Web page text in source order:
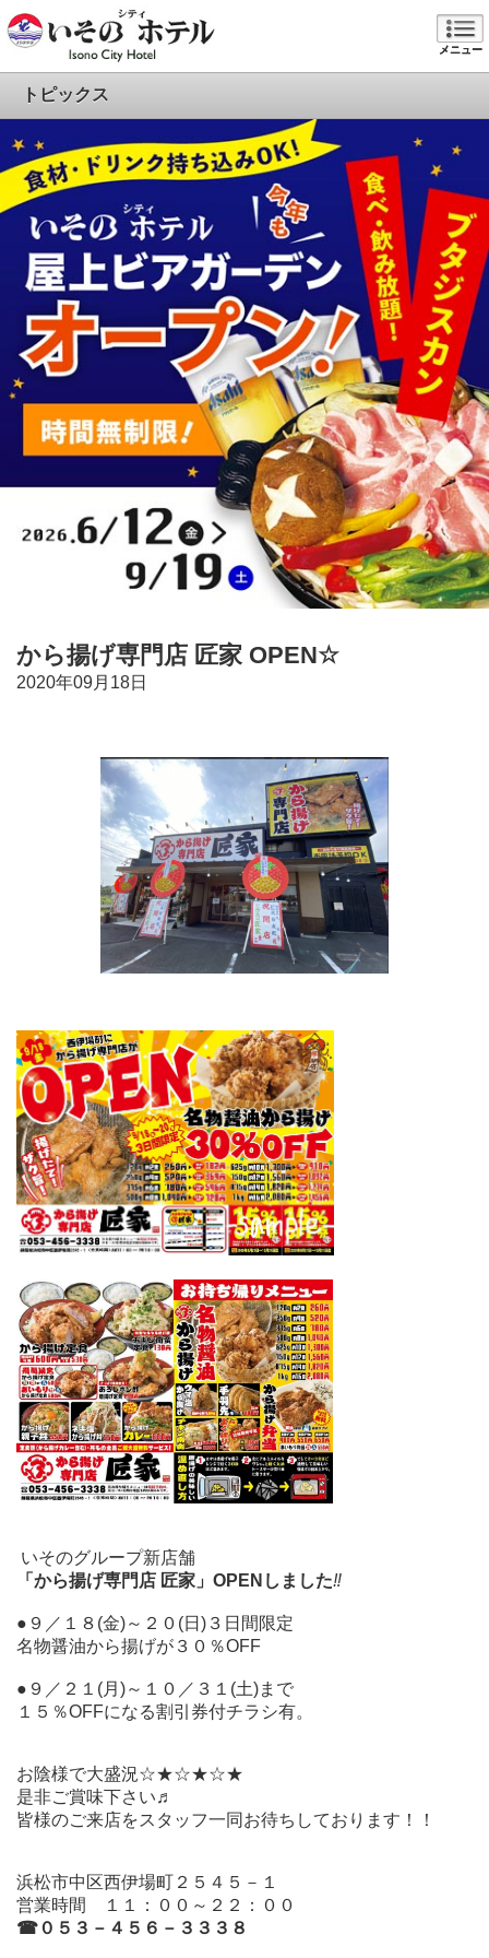
メニュー
トピックス
から揚げ専門店 匠家 OPEN☆
2020年09月18日
いそのグループ新店舗
「から揚げ専門店 匠家」 OPENしました‼
●９／１８(金)～２０(日)３日間限定
名物醤油から揚げが３０％OFF
●９／２１(月)～１０／３１(土)まで
１５％OFFになる割引券付チラシ有。
お陰様で大盛況☆★☆★☆★
是非ご賞味下さい♬
皆様のご来店をスタッフ一同お待ちしております！！
浜松市中区西伊場町２５４５－１
営業時間 １１：００～２２：００
☎０５３－４５６－３３３８